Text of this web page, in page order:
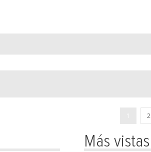
2
Más vistas